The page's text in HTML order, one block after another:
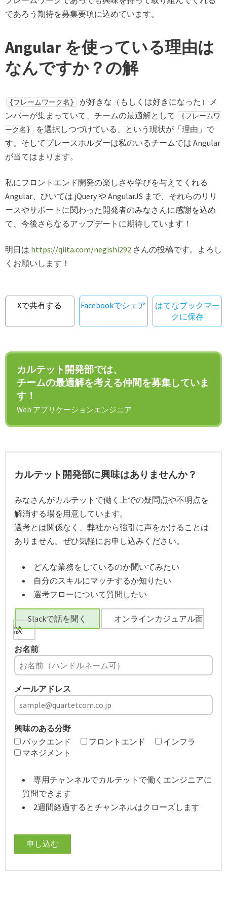
であろう期待を募集要項に込めています。
Angular を使っている理由は
なんですか？の解
{フレームワーク名}
が好きな（もしくは好きになった）メ
ンバーが集まっていて、チームの最適解として
{フレームワ
ーク名}
を選択しつづけている、という現状が「理由」で
す。そしてプレースホルダーは私のいるチームでは Angular
が当てはまります。
私にフロントエンド開発の楽しさや学びを与えてくれる
Angular、ひいては jQuery や AngularJS まで、それらのリリ
ースやサポートに関わった開発者のみなさんに感謝を込め
て、今後さらなるアップデートに期待しています！
明日は https://qiita.com/negishi292 さんの投稿です。よろし
くお願いします！
Xで共有する Facebookでシェア
はてなブックマー
クに保存
カルテット開発部では、
チームの最適解を考える仲間を募集していま
す！
Web アプリケーションエンジニア
カルテット開発部に興味はありませんか？
みなさんがカルテットで働く上での疑問点や不明点を
解消する場を用意しています。
選考とは関係なく、弊社から強引に声をかけることは
ありません。ぜひ気軽にお申し込みください。
どんな業務をしているのか聞いてみたい
自分のスキルにマッチするか知りたい
選考フローについて質問したい
Slackで話を聞く
オンラインカジュアル面
談
お名前
メールアドレス
興味のある分野
バックエンド
フロントエンド
インフラ
マネジメント
専用チャンネルでカルテットで働くエンジニアに
質問できます
2週間経過するとチャンネルはクローズします
申し込む